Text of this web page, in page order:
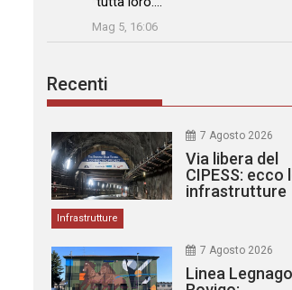
Mag 5, 16:06
Recenti
7 Agosto 2026
Via libera del
CIPESS: ecco
infrastrutture
Infrastrutture
7 Agosto 2026
Linea